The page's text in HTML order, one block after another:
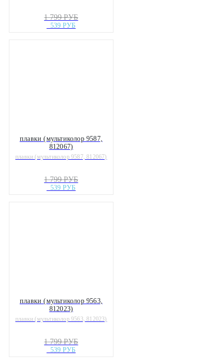
1 799 РУБ
539 РУБ
плавки (мультиколор 9587,
812067)
плавки (мультиколор 9587, 812067)
1 799 РУБ
539 РУБ
плавки (мультиколор 9563,
812023)
плавки (мультиколор 9563, 812023)
1 799 РУБ
539 РУБ